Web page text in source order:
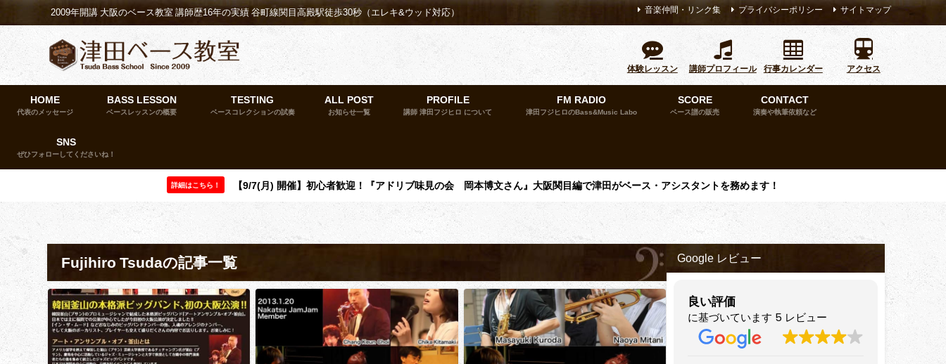
2009年開講 大阪のベース教室 講師歴16年の実績 谷町線関目高殿駅徒歩30秒（エレキ&ウッド対応） 音楽仲間・リンク集 プライバシーポリシー サイトマップ
体験レッスン 講師プロフィール 行事カレンダー アクセス
HOME
代表のメッセージ
BASS LESSON
ベースレッスンの概要
TESTING
ベースコレクションの試奏
ALL POST
お知らせ一覧
PROFILE
講師 津田フジヒロ について
FM RADIO
津田フジヒロのBass&Music Labo
SCORE
ベース譜の販売
CONTACT
演奏や執筆依頼など
SNS
ぜひフォローしてくださいね！
詳細はこちら！ 【9/7(月) 開催】初心者歓迎！『アドリブ味見の会 岡本博文さん』大阪関目編で津田がベース・アシスタントを務めます！
Fujihiro Tsudaの記事一覧 Google レビュー
良い評価
に基づいています 5 レビュー